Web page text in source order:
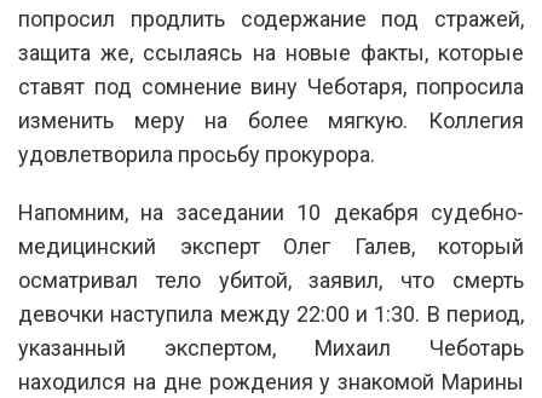
попросил продлить содержание под стражей,
защита же, ссылаясь на новые факты, которые
ставят под сомнение вину Чеботаря, попросила
изменить меру на более мягкую. Коллегия
удовлетворила просьбу прокурора.
Напомним, на заседании 10 декабря судебно-
медицинский эксперт Олег Галев, который
осматривал тело убитой, заявил, что смерть
девочки наступила между 22:00 и 1:30. В период,
указанный экспертом, Михаил Чеботарь
находился на дне рождения у знакомой Марины